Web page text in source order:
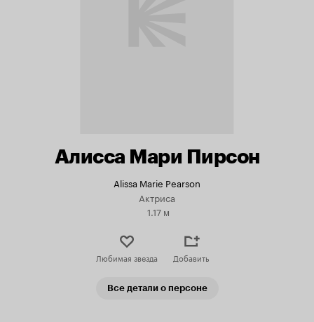
Алисса Мари Пирсон
Alissa Marie Pearson
Актриса
1.17 м
Любимая звезда Добавить
Все детали о персоне